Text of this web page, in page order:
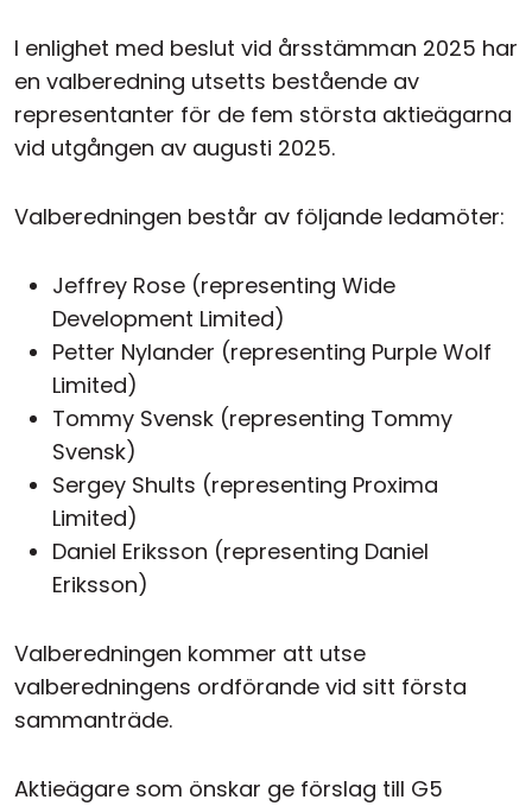
I enlighet med beslut vid årsstämman 2025 har
en valberedning utsetts bestående av
representanter för de fem största aktieägarna
vid utgången av augusti 2025.
Valberedningen består av följande ledamöter:
Jeffrey Rose (representing Wide
Development Limited)
Petter Nylander (representing Purple Wolf
Limited)
Tommy Svensk (representing Tommy
Svensk)
Sergey Shults (representing Proxima
Limited)
Daniel Eriksson (representing Daniel
Eriksson)
Valberedningen kommer att utse
valberedningens ordförande vid sitt första
sammanträde.
Aktieägare som önskar ge förslag till G5